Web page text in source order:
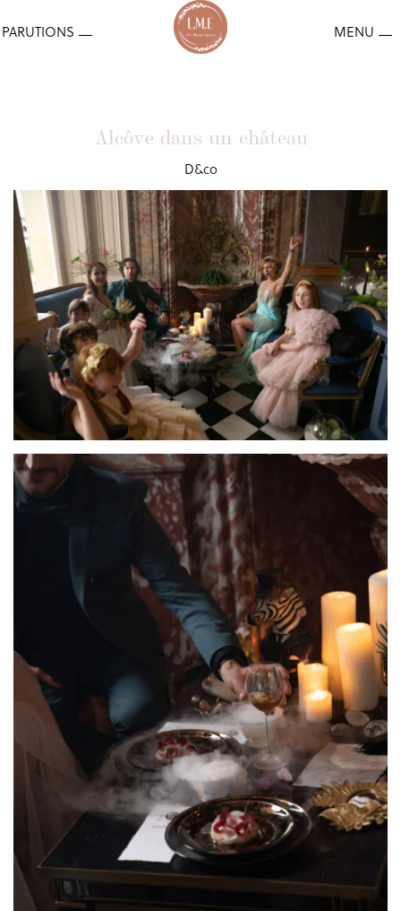
Alcôve dans un château
D&co